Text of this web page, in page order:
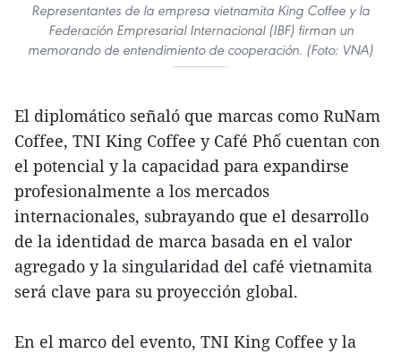
Representantes de la empresa vietnamita King Coffee y la
Federación Empresarial Internacional (IBF) firman un
memorando de entendimiento de cooperación. (Foto: VNA)
El diplomático señaló que marcas como RuNam
Coffee, TNI King Coffee y Café Phố cuentan con
el potencial y la capacidad para expandirse
profesionalmente a los mercados
internacionales, subrayando que el desarrollo
de la identidad de marca basada en el valor
agregado y la singularidad del café vietnamita
será clave para su proyección global.
En el marco del evento, TNI King Coffee y la